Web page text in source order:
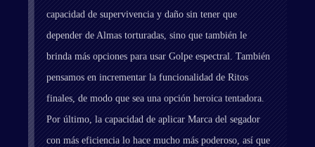
capacidad de supervivencia y daño sin tener que
depender de Almas torturadas, sino que también le
brinda más opciones para usar Golpe espectral. También
pensamos en incrementar la funcionalidad de Ritos
finales, de modo que sea una opción heroica tentadora.
Por último, la capacidad de aplicar Marca del segador
con más eficiencia lo hace mucho más poderoso, así que